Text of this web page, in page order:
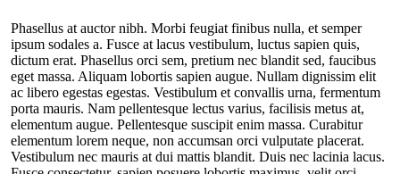
Phasellus at auctor nibh. Morbi feugiat finibus nulla, et semper
ipsum sodales a. Fusce at lacus vestibulum, luctus sapien quis,
dictum erat. Phasellus orci sem, pretium nec blandit sed, faucibus
eget massa. Aliquam lobortis sapien augue. Nullam dignissim elit
ac libero egestas egestas. Vestibulum et convallis urna, fermentum
porta mauris. Nam pellentesque lectus varius, facilisis metus at,
elementum augue. Pellentesque suscipit enim massa. Curabitur
elementum lorem neque, non accumsan orci vulputate placerat.
Vestibulum nec mauris at dui mattis blandit. Duis nec lacinia lacus.